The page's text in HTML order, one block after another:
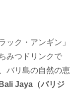
ック・アンギン」
みつドリンクで
バリ島の自然の恵
Bali Jaya（バリジ